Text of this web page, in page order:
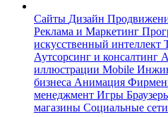
Сайты Дизайн
Реклама и Маркетинг
искусственный интеллект
Аутсорсинг и консалтинг
иллюстрации Mobile
бизнеса Анимация
менеджмент Игры
магазины Социальные сети